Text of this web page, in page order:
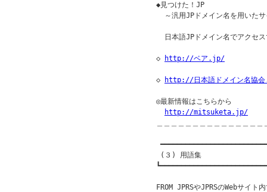
◆見つけた！JP
～汎用JPドメイン名を用いた
日本語JPドメイン名でアクセ
◇ http://ベア.jp/
◇ http://日本語ドメイン名協
◎最新情報はこちらから
http://mitsuketa.jp/
(３) 用語集
FROM JPRSやJPRSのWebサイ